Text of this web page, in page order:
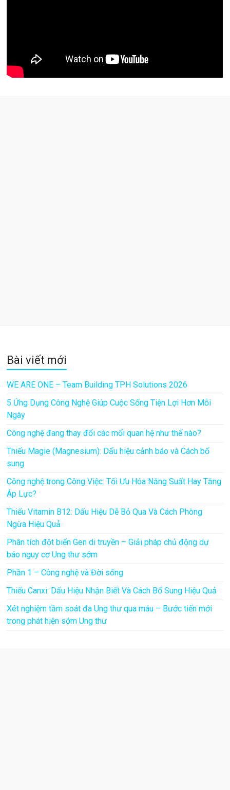
Bài viết mới
WE ARE ONE – Team Building TPH Solutions 2026
5 Ứng Dụng Công Nghệ Giúp Cuộc Sống Tiện Lợi Hơn Mỗi
Ngày
Công nghệ đang thay đổi các mối quan hệ như thế nào?
Thiếu Magie (Magnesium): Dấu hiệu cảnh báo và Cách bổ
sung
Công nghệ trong Công Việc: Tối Ưu Hóa Năng Suất Hay Tăng
Áp Lực?
Thiếu Vitamin B12: Dấu Hiệu Dễ Bỏ Qua Và Cách Phòng
Ngừa Hiệu Quả
Phân tích đột biến Gen di truyền – Giải pháp chủ động dự
báo nguy cơ Ung thư sớm
Phần 1 – Công nghệ và Đời sống
Thiếu Canxi: Dấu Hiệu Nhận Biết Và Cách Bổ Sung Hiệu Quả
Xét nghiệm tầm soát đa Ung thư qua máu – Bước tiến mới
trong phát hiện sớm Ung thư